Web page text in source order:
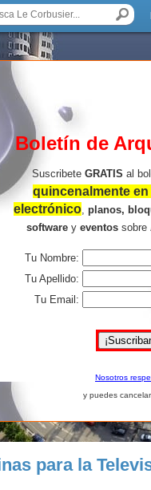
COMENTARIO
para la
Boletín de
Suscribete GRATIS al
quincenalmente
electrónico, planos,
softwarey eventossobre
Tu Nombre:
Tu Apellido:
Tu Email:
Nosotros
y puedes